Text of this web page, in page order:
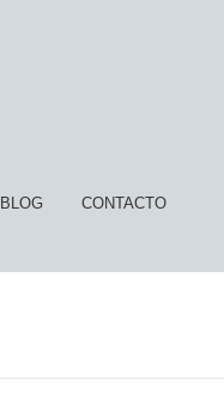
BLOG CONTACTO